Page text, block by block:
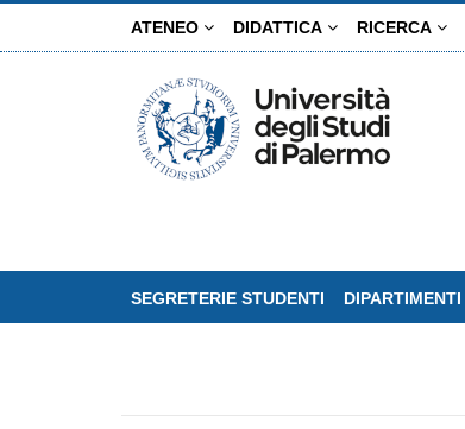
ATENEO DIDATTICA RICERCA
SEGRETERIE STUDENTI DIPARTIMENTI